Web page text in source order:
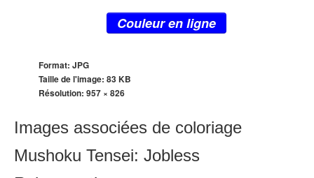
Couleur en ligne
Format: JPG
Taille de l'image: 83 KB
Résolution: 957 × 826
Images associées de coloriage
Mushoku Tensei: Jobless